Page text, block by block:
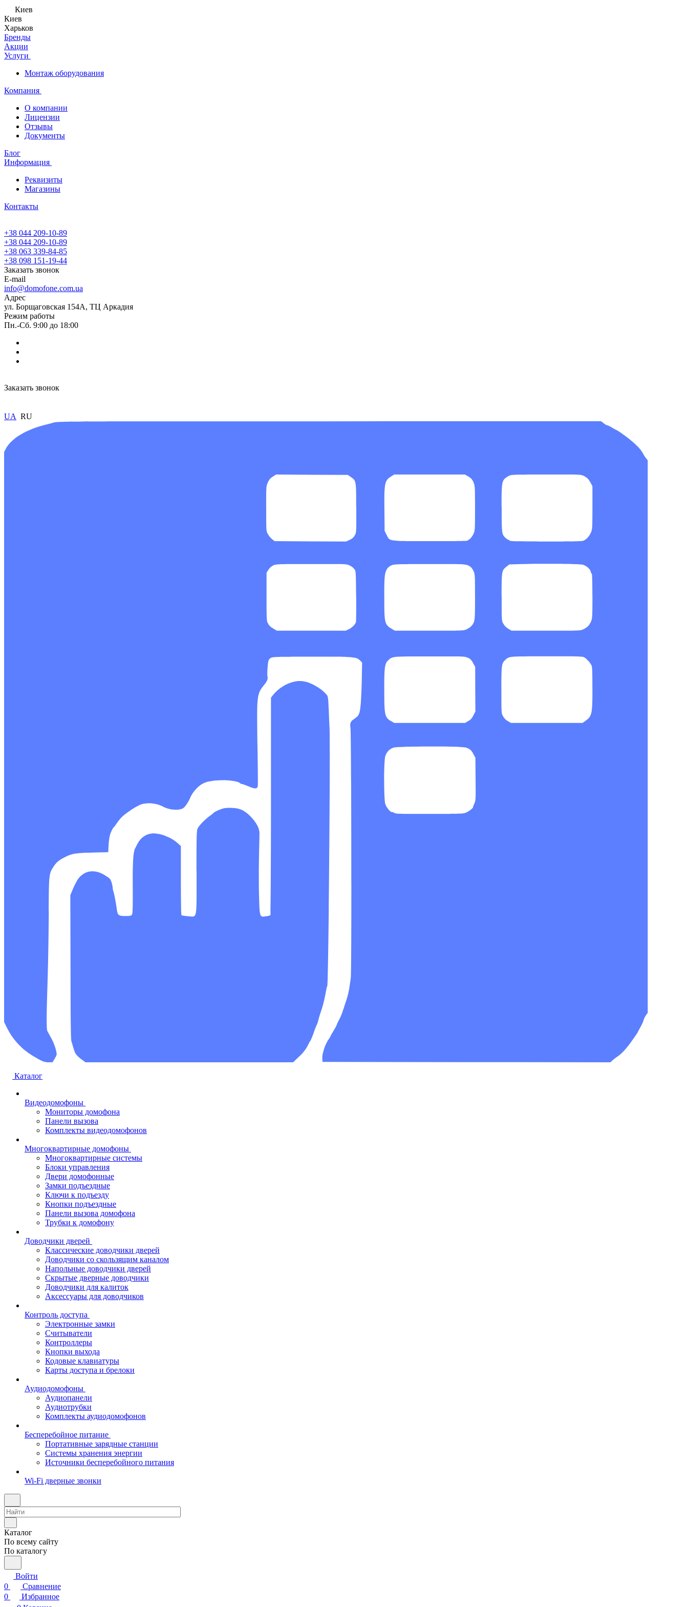
Киев
Киев
Харьков
Бренды
Акции
Услуги
Монтаж оборудования
Компания
О компании
Лицензии
Отзывы
Документы
Блог
Информация
Реквизиты
Магазины
Контакты
+38 044 209-10-89
+38 044 209-10-89
+38 063 339-84-85
+38 098 151-19-44
Заказать звонок
E-mail
info@domofone.com.ua
Адрес
ул. Борщаговская 154А, ТЦ Аркадия
Режим работы
Пн.-Сб. 9:00 до 18:00
Заказать звонок
UA RU
Каталог
Видеодомофоны
Мониторы домофона
Панели вызова
Комплекты видеодомофонов
Многоквартирные домофоны
Многоквартирные системы
Блоки управления
Двери домофонные
Замки подъездные
Ключи к подъезду
Кнопки подъездные
Панели вызова домофона
Трубки к домофону
Доводчики дверей
Классические доводчики дверей
Доводчики со скользящим каналом
Напольные доводчики дверей
Скрытые дверные доводчики
Доводчики для калиток
Аксессуары для доводчиков
Контроль доступа
Электронные замки
Считыватели
Контроллеры
Кнопки выхода
Кодовые клавиатуры
Карты доступа и брелоки
Аудиодомофоны
Аудиопанели
Аудиотрубки
Комплекты аудиодомофонов
Бесперебойное питание
Портативные зарядные станции
Системы хранения энергии
Источники бесперебойного питания
Wi-Fi дверные звонки
Каталог
По всему сайту
По каталогу
Войти
0
Сравнение
0
Избранное